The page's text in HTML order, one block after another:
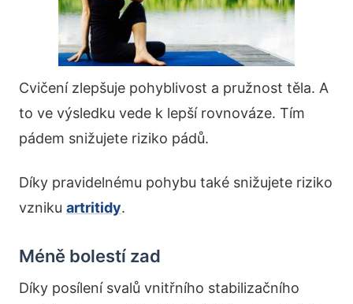
Cvičení zlepšuje pohyblivost a pružnost těla. A
to ve výsledku vede k lepší rovnováze. Tím
pádem snižujete riziko pádů.
Díky pravidelnému pohybu také snižujete riziko
vzniku artritidy.
Méně bolestí zad
Díky posílení svalů vnitřního stabilizačního